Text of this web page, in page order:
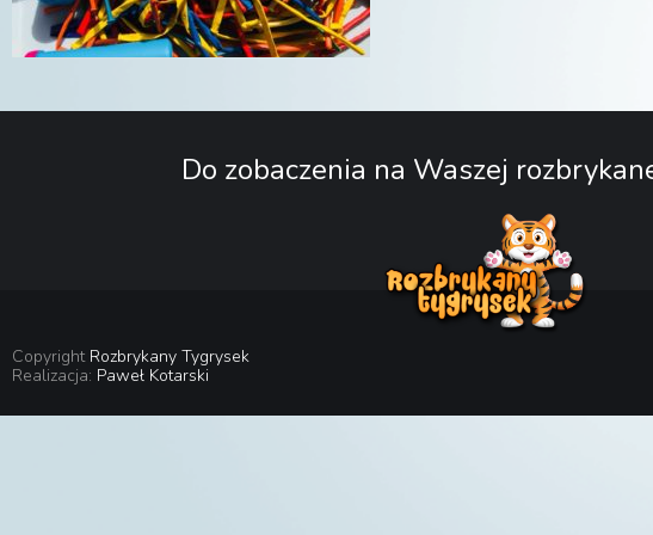
Do zobaczenia na Waszej
Copyright Rozbrykany Tygrysek
Realizacja: Paweł Kotarski